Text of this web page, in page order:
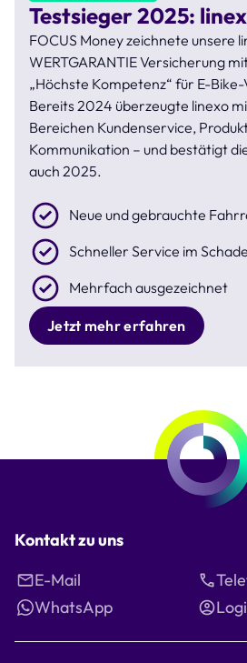
Testsieger 2025:
FOCUS Money zeichnete unsere
WERTGARANTIE Versicherung
„Höchste Kompetenz“ für E-
Bereits 2024 überzeugte linexo
Bereichen Kundenservice,
Kommunikation – und bestätigt
auch 2025.
Neue und gebrauchte
Schneller Service im
Mehrfach ausgezeichnet
Jetzt mehr erfahren
Kontakt zu uns
E-Mail
WhatsApp